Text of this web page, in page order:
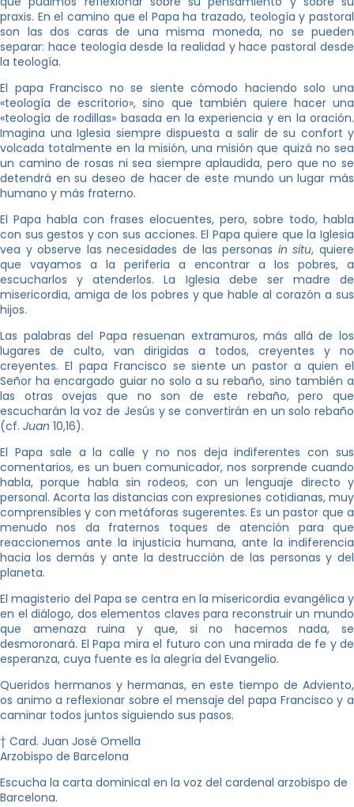
praxis. En el camino que el Papa ha trazado, teología y pastoral
son las dos caras de una misma moneda, no se pueden
separar: hace teología desde la realidad y hace pastoral desde
la teología.
El papa Francisco no se siente cómodo haciendo solo una
«teología de escritorio», sino que también quiere hacer una
«teología de rodillas» basada en la experiencia y en la oración.
Imagina una Iglesia siempre dispuesta a salir de su confort y
volcada totalmente en la misión, una misión que quizá no sea
un camino de rosas ni sea siempre aplaudida, pero que no se
detendrá en su deseo de hacer de este mundo un lugar más
humano y más fraterno.
El Papa habla con frases elocuentes, pero, sobre todo, habla
con sus gestos y con sus acciones. El Papa quiere que la Iglesia
vea y observe las necesidades de las personas in situ, quiere
que vayamos a la periferia a encontrar a los pobres, a
escucharlos y atenderlos. La Iglesia debe ser madre de
misericordia, amiga de los pobres y que hable al corazón a sus
hijos.
Las palabras del Papa resuenan extramuros, más allá de los
lugares de culto, van dirigidas a todos, creyentes y no
creyentes. El papa Francisco se siente un pastor a quien el
Señor ha encargado guiar no solo a su rebaño, sino también a
las otras ovejas que no son de este rebaño, pero que
escucharán la voz de Jesús y se convertirán en un solo rebaño
(cf. Juan 10,16).
El Papa sale a la calle y no nos deja indiferentes con sus
comentarios, es un buen comunicador, nos sorprende cuando
habla, porque habla sin rodeos, con un lenguaje directo y
personal. Acorta las distancias con expresiones cotidianas, muy
comprensibles y con metáforas sugerentes. Es un pastor que a
menudo nos da fraternos toques de atención para que
reaccionemos ante la injusticia humana, ante la indiferencia
hacia los demás y ante la destrucción de las personas y del
planeta.
El magisterio del Papa se centra en la misericordia evangélica y
en el diálogo, dos elementos claves para reconstruir un mundo
que amenaza ruina y que, si no hacemos nada, se
desmoronará. El Papa mira el futuro con una mirada de fe y de
esperanza, cuya fuente es la alegría del Evangelio.
Queridos hermanos y hermanas, en este tiempo de Adviento,
os animo a reflexionar sobre el mensaje del papa Francisco y a
caminar todos juntos siguiendo sus pasos.
† Card. Juan José Omella
Arzobispo de Barcelona
Escucha la carta dominical en la voz del cardenal arzobispo de
Barcelona.